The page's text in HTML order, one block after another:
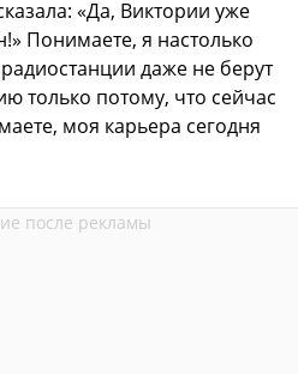
«Да, Виктории уже
Понимаете, я настолько
даже не берут
только потому, что сейчас
моя карьера сегодня